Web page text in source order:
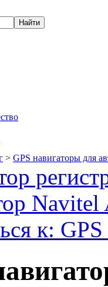
> GPS навигаторы для
к: